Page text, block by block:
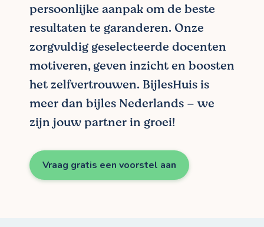
persoonlijke aanpak om de beste
resultaten te garanderen. Onze
zorgvuldig geselecteerde docenten
motiveren, geven inzicht en boosten
het zelfvertrouwen. BijlesHuis is
meer dan bijles Nederlands – we
zijn jouw partner in groei!
Vraag gratis een voorstel aan